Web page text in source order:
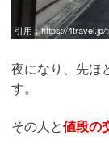
引用：https://
夜になり、先ほ
す。
その人と値段の